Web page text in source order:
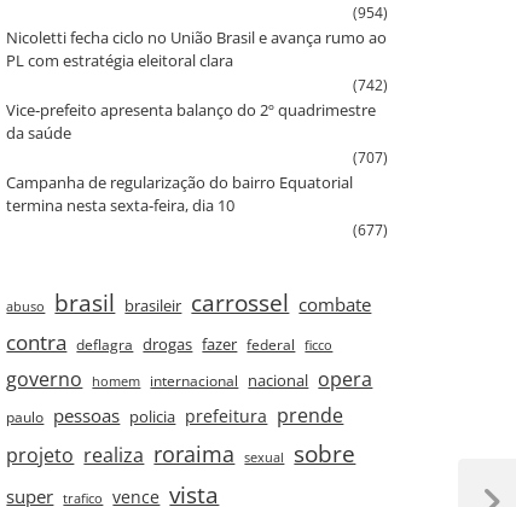
(954)
Nicoletti fecha ciclo no União Brasil e avança rumo ao
PL com estratégia eleitoral clara
(742)
Vice‑prefeito apresenta balanço do 2º quadrimestre
da saúde
(707)
Campanha de regularização do bairro Equatorial
termina nesta sexta‑feira, dia 10
(677)
abuso brasil brasileir carrossel combate
contra deflagra drogas fazer federal ficco
governo homem internacional nacional opera
paulo pessoas policia prefeitura prende
projeto realiza roraima sexual sobre
super trafico vence vista